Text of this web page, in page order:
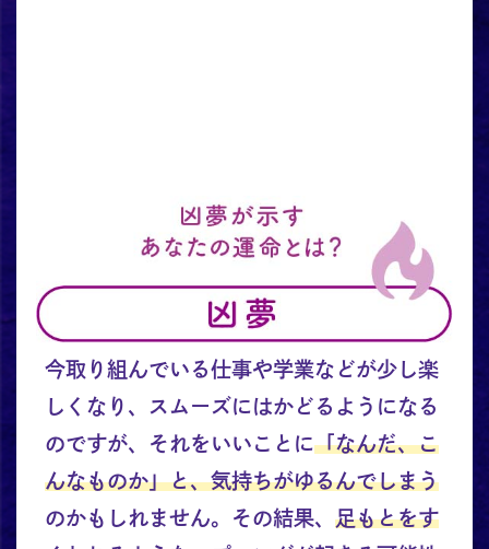
今取り組んでいる仕事や学業などが少し楽
しくなり、スムーズにはかどるようになる
のですが、それをいいことに「なんだ、こ
んなものか」と、気持ちがゆるんでしまう
のかもしれません。その結果、 足もとをす